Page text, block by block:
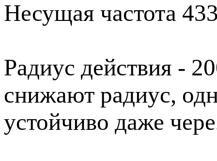
Несущая частота
Радиус действия -
снижают радиус,
устойчиво даже